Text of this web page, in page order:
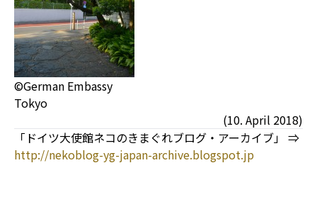
©German Embassy
Tokyo
(10. April 2018)
「ドイツ大使館ネコのきまぐれブログ・アーカイブ」 ⇒
http://nekoblog-yg-japan-archive.blogspot.jp